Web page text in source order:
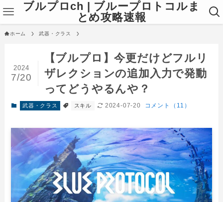
ブルプロch | ブループロトコルま
とめ攻略速報
ホーム 武器・クラス
【ブルプロ】今更だけどフルリ
ザレクションの追加入力で発動
ってどうやるんや？
2024
7/20
武器・クラス スキル 2024-07-20 コメント（11）